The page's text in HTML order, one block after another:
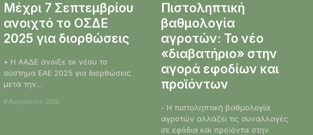
Μέχρι 7 Σεπτεμβρίου
ανοιχτό το ΟΣΔΕ
2025 για διορθώσεις
• Η ΑΑΔΕ άνοιξε εκ νέου το
σύστημα ΕΑΕ 2025 για διορθώσεις
μετά την...
8 Αυγούστου 2026
Πιστοληπτική
βαθμολογία
αγροτών: Το νέο
«διαβατήριο» στην
αγορά εφοδίων και
προϊόντων
- Η πιστοληπτική βαθμολογία
αγροτών αλλάζει τις συναλλαγές
σε εφόδια και προϊόντα στην